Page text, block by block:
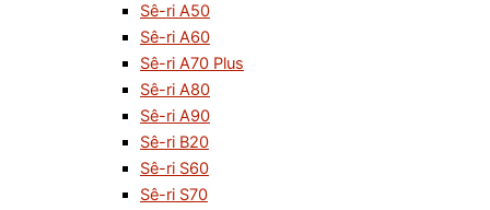
Sê-ri A50
Sê-ri A60
Sê-ri A70 Plus
Sê-ri A80
Sê-ri A90
Sê-ri B20
Sê-ri S60
Sê-ri S70